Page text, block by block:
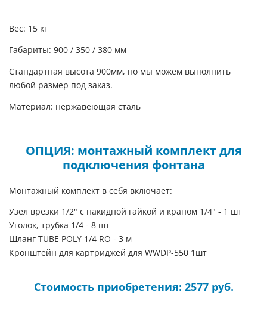
Вес: 15 кг
Габариты: 900 / 350 / 380 мм
Стандартная высота 900мм, но мы можем выполнить
любой размер под заказ.
Материал: нержавеющая сталь
ОПЦИЯ: монтажный комплект для
подключения фонтана
Монтажный комплект в себя включает:
Узел врезки 1/2" с накидной гайкой и краном 1/4" - 1 шт
Уголок, трубка 1/4 - 8 шт
Шланг TUBE POLY 1/4 RO - 3 м
Кронштейн для картриджей для WWDP-550 1шт
Стоимость приобретения: 2577 руб.